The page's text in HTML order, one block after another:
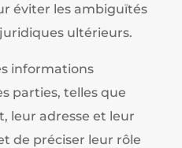
éviter les ambiguïtés
ultérieurs.
informations
parties, telles que
leur adresse et leur
de préciser leur rôle